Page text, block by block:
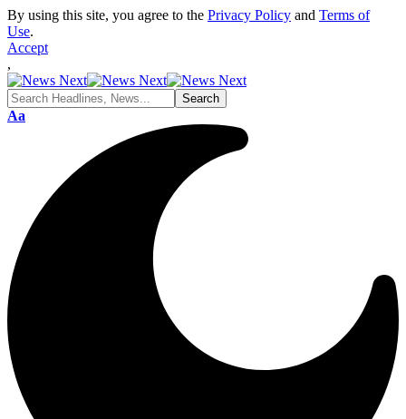
By using this site, you agree to the Privacy Policy and Terms of
Use.
Accept
,
Font
Aa